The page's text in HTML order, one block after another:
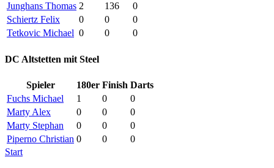
Junghans Thomas 2 136
0
Schiertz Felix
0 0
0
Tetkovic Michael 0 0 0
DC Altstetten mit Steel
Spieler 180er Finish Darts
Fuchs Michael
1 0
0
Marty Alex
0 0
0
Marty Stephan
0 0
0
Piperno Christian 0 0
0
Start